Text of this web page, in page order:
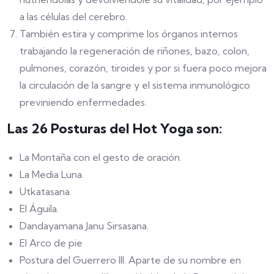
a las células del cerebro.
También estira y comprime los órganos internos
trabajando la regeneración de riñones, bazo, colon,
pulmones, corazón, tiroides y por si fuera poco mejora
la circulación de la sangre y el sistema inmunológico
previniendo enfermedades.
Las 26 Posturas del Hot Yoga son:
La Montaña con el gesto de oración.
La Media Luna.
Utkatasana.
El Águila.
Dandayamana Janu Sirsasana.
El Arco de pie
Postura del Guerrero III. Aparte de su nombre en